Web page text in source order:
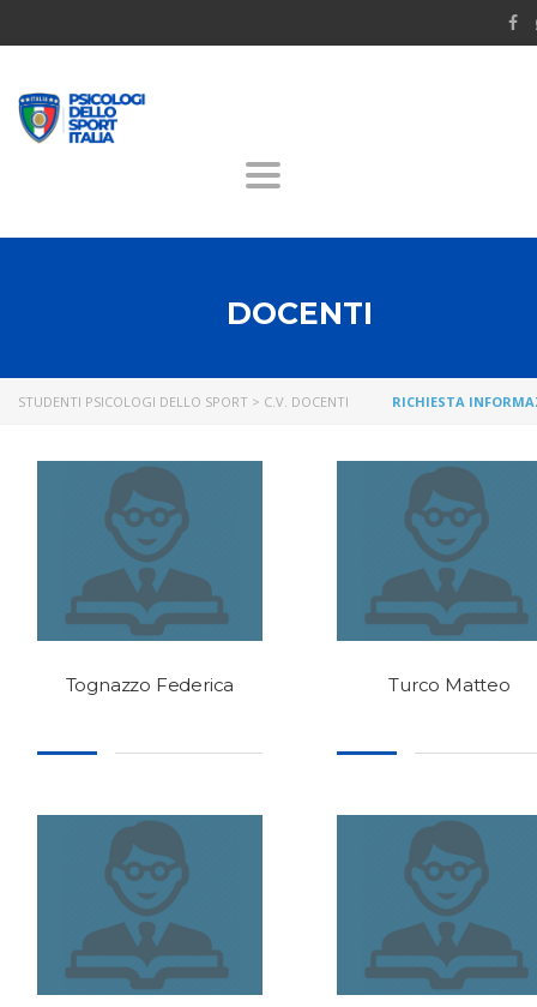
Toggle
DOCENTI
STUDENTI PSICOLOGI DELLO SPORT > C.V. DOCENTI RICHIESTA
Tognazzo Federica Turco Matteo